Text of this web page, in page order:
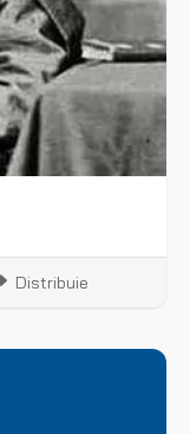
Distribuie